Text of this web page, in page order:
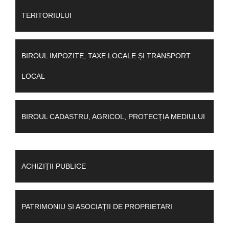
TERITORIULUI
BIROUL IMPOZITE, TAXE LOCALE ȘI TRANSPORT
LOCAL
BIROUL CADASTRU, AGRICOL, PROTECȚIA MEDIULUI
ACHIZIȚII PUBLICE
PATRIMONIU ȘI ASOCIAȚII DE PROPRIETARI